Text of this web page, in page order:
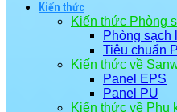
Kiến thức
Kiến thức Phòng
Phòng sạch
Tiêu chuẩn
Kiến thức về
Panel EPS
Panel PU
Kiến thức về Phụ